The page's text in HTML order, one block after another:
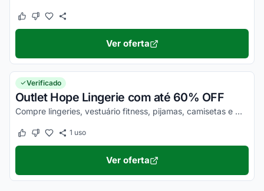
Este cupom funcionou
Este cupom não funcionou
Ver oferta
Verificado
Outlet Hope Lingerie com até 60% OFF
Compre lingeries, vestuário fitness, pijamas, camisetas e muito mais com até 60% OFF no Outlet da Hope Lingerie. Aproveite!
Este cupom funcionou
Este cupom não funcionou
1 uso
Ver oferta